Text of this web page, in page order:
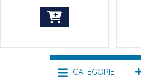
CATÉGORIE